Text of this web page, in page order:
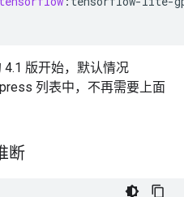
4.1 版开始，默认情况
列表中，不再需要上面
断